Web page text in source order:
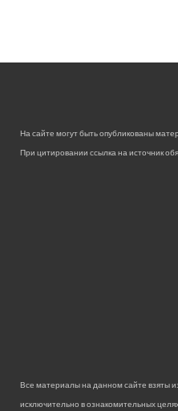
На сайте могут быть опубликованы
При цитировании ссылка на источник
Все материалы на данном сайте взяты
исключительно в ознакомительных